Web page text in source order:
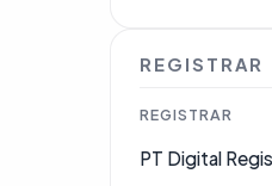
REGISTRAR
REGISTRAR
PT Digital